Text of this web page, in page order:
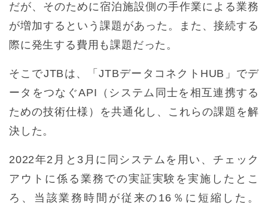
だが、そのために宿泊施設側の手作業による業務
が増加するという課題があった。また、接続する
際に発生する費用も課題だった。
そこでJTBは、「JTBデータコネクトHUB」でデ
ータをつなぐAPI（システム同士を相互連携する
ための技術仕様）を共通化し、これらの課題を解
決した。
2022年2月と3月に同システムを用い、チェック
アウトに係る業務での実証実験を実施したとこ
ろ、当該業務時間が従来の16％に短縮した。